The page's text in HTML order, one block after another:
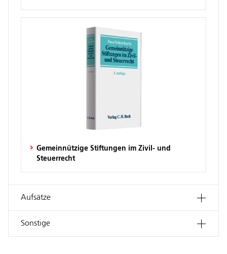
Gemeinnützige Stiftungen im Zivil- und
Steuerrecht
Aufsätze
Sonstige